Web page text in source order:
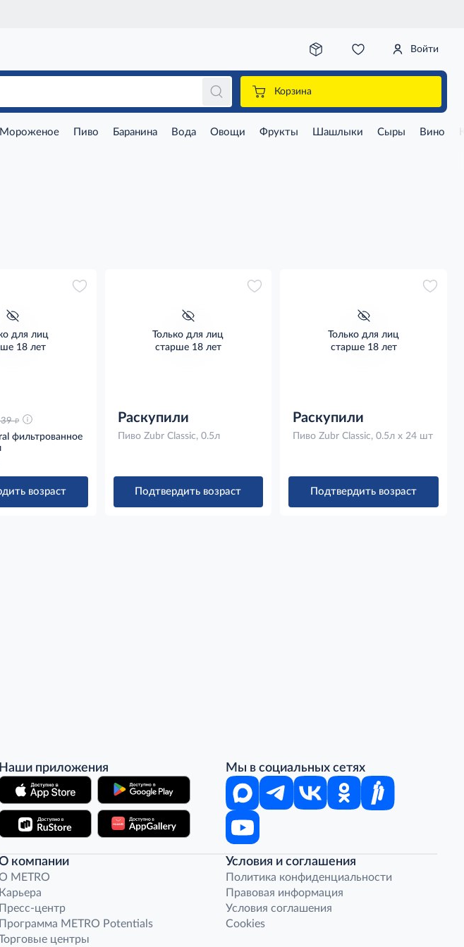
Войти
Корзина
Мороженое Пиво Баранина Вода Овощи Фрукты Шашлыки Сыры Вино
фото
для лиц
18 лет
д
фильтрованное
возраст
Нет фото
Только для лиц
старше 18 лет
Раскупили
Пиво Zubr Classic, 0.5л
Подтвердить возраст
Нет фото
Только для лиц
старше 18 лет
Раскупили
Пиво Zubr Classic, 0.5л x 24 шт
Подтвердить возраст
Наши приложения Мы в социальных сетях
компании
METRO
Карьера
Пресс-центр
Программа METRO Potentials
центры
Условия и соглашения
Политика конфиденциальности
Правовая информация
Условия соглашения
Cookies